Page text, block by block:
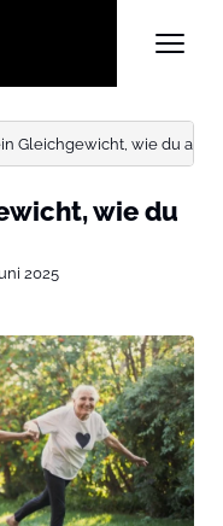
Gleichgewicht, wie du
wie du
2025